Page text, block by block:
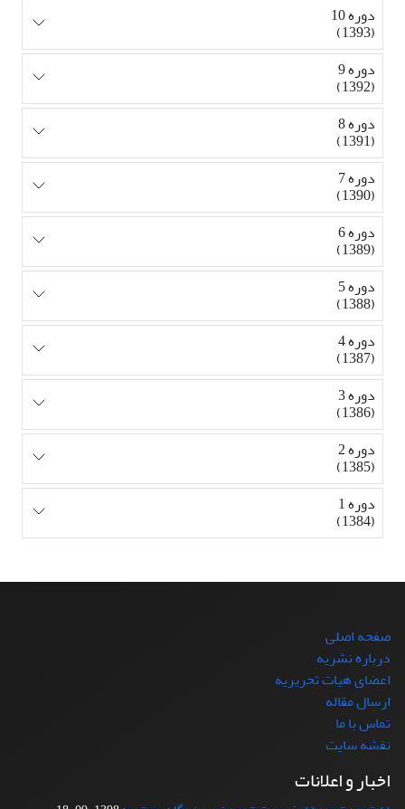
دوره 10
(1393)
دوره 9
(1392)
دوره 8
(1391)
دوره 7
(1390)
دوره 6
(1389)
دوره 5
(1388)
دوره 4
(1387)
دوره 3
(1386)
دوره 2
(1385)
دوره 1
(1384)
صفحه اصلی
درباره نشریه
اعضای هیات تحریریه
ارسال مقاله
تماس با ما
نقشه سایت
اخبار و اعلانات